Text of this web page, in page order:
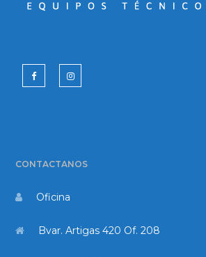
CONTACTANOS
Oficina
Bvar. Artigas 420 Of. 208